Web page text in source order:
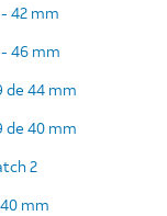
42 mm
46 mm
de 44 mm
de 40 mm
2
mm